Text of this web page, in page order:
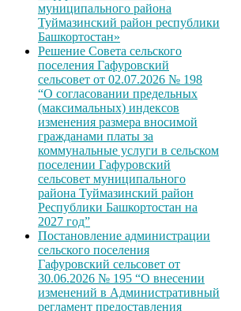
муниципального района
Туймазинский район республики
Башкортостан»
Решение Совета сельского
поселения Гафуровский
сельсовет от 02.07.2026 № 198
“О согласовании предельных
(максимальных) индексов
изменения размера вносимой
гражданами платы за
коммунальные услуги в сельском
поселении Гафуровский
сельсовет муниципального
района Туймазинский район
Республики Башкортостан на
2027 год”
Постановление администрации
сельского поселения
Гафуровский сельсовет от
30.06.2026 № 195 “О внесении
изменений в Административный
регламент предоставления